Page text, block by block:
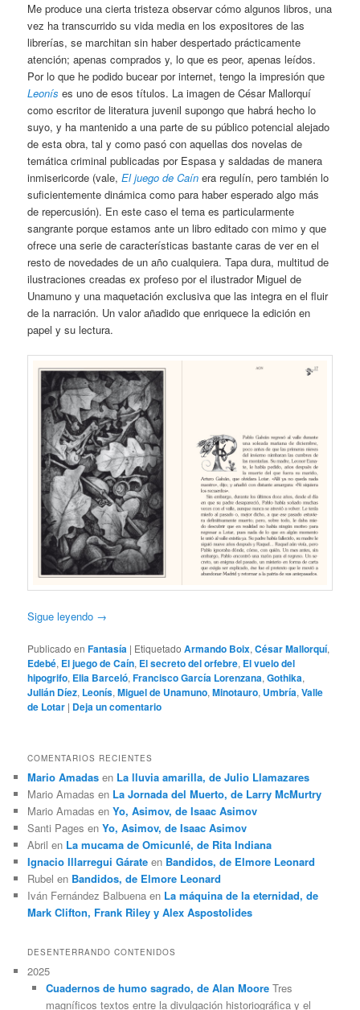
Me produce una cierta tristeza observar cómo algunos libros, una
vez ha transcurrido su vida media en los expositores de las
librerías, se marchitan sin haber despertado prácticamente
atención; apenas comprados y, lo que es peor, apenas leídos.
Por lo que he podido bucear por internet, tengo la impresión que
Leonís es uno de esos títulos. La imagen de César Mallorquí
como escritor de literatura juvenil supongo que habrá hecho lo
suyo, y ha mantenido a una parte de su público potencial alejado
de esta obra, tal y como pasó con aquellas dos novelas de
temática criminal publicadas por Espasa y saldadas de manera
inmisericorde (vale,El juego de Caín era regulín, pero también lo
suficientemente dinámica como para haber esperado algo más
de repercusión). En este caso el tema es particularmente
sangrante porque estamos ante un libro editado con mimo y que
ofrece una serie de características bastante caras de ver en el
resto de novedades de un año cualquiera. Tapa dura, multitud de
ilustraciones creadas ex profeso por el ilustrador Miguel de
Unamuno y una maquetación exclusiva que las integra en el fluir
de la narración. Un valor añadido que enriquece la edición en
papel y su lectura.
Sigue leyendo →
Publicado en Fantasía | Etiquetado Armando Boix,César Mallorquí,
Edebé, El juego de Caín, El secreto del orfebre, El vuelo del
hipogrifo, Elia Barceló,Francisco García Lorenzana,Gothika,
Julián Díez, Leonís,Miguel de Unamuno,Minotauro, Umbría,Valle
de Lotar | Deja un comentario
COMENTARIOS RECIENTES
Mario Amadas en La lluvia amarilla, de Julio Llamazares
Mario Amadas en La Jornada del Muerto, de Larry McMurtry
Mario Amadas enYo, Asimov, de Isaac Asimov
Santi Pages enYo, Asimov, de Isaac Asimov
Abril en La mucama de Omicunlé, de Rita Indiana
Ignacio Illarregui Gárate en Bandidos, de Elmore Leonard
Rubel en Bandidos, de Elmore Leonard
Iván Fernández Balbuena en La máquina de la eternidad, de
Mark Clifton, Frank Riley y Alex Aspostolides
DESENTERRANDO CONTENIDOS
2025
Cuadernos de humo sagrado, de Alan MooreTres
magníficos textos entre la divulgación historiográfica y el